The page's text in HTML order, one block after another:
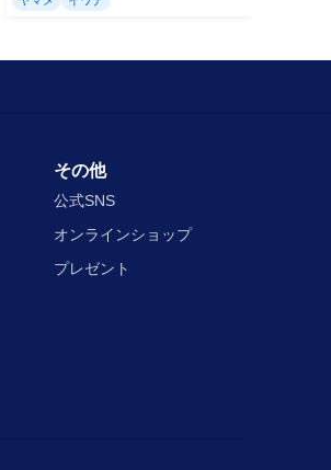
その他
公式SNS
オンラインショップ
プレゼント